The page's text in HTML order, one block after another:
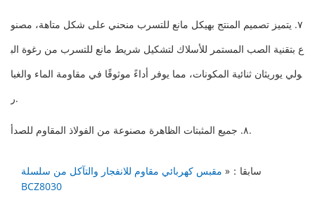
٧. يتميز تصميم المنتج بهيكل مانع للتسرب منحني على شكل متاهة، مصنو
ع بتقنية الصب المستمر للأسلاك لتشكيل شريط مانع للتسرب من رغوة الب
ولي يوريثان ثنائية المكونات، مما يوفر أداءً موثوقًا في مقاومة الماء والغبا
ر.
٨. جميع المثبتات الظاهرة مصنوعة من الفولاذ المقاوم للصدأ.
سابقا：« مقبس كهربائي مقاوم للانفجار والتآكل من سلسلة
BCZ8030